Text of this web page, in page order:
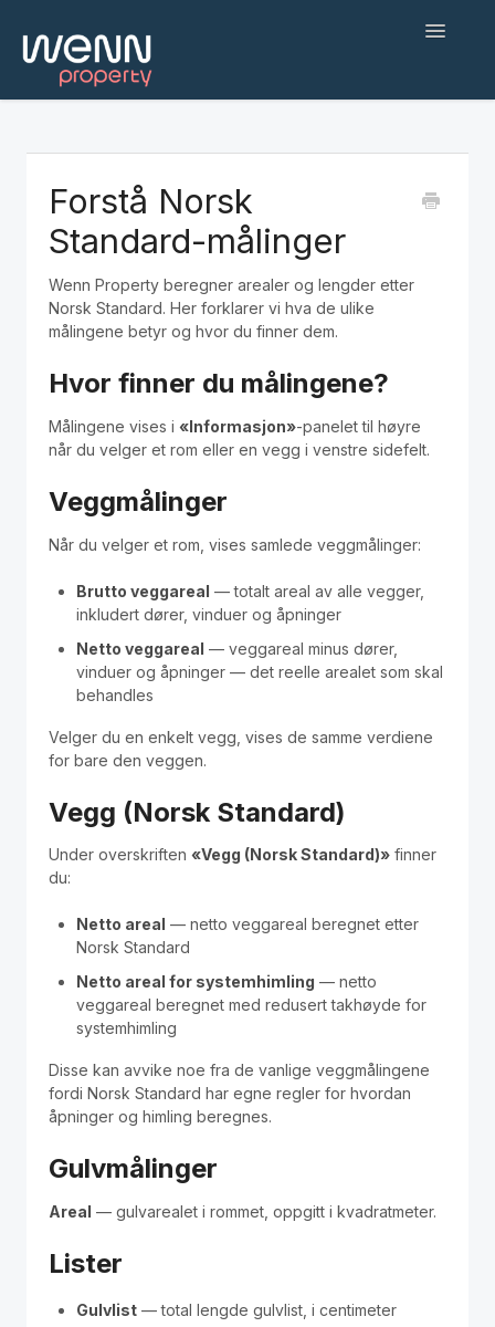
Toggle
Web applikasjon
Befaringsapp
Hjelp og feilsøking
AI-agenter og integrasjoner
English
Polski
Kontakt / Contact
Forstå Norsk
Standard-målinger
Wenn Property beregner arealer og lengder etter
Norsk Standard. Her forklarer vi hva de ulike
målingene betyr og hvor du finner dem.
Hvor finner du målingene?
Målingene vises i «Informasjon»-panelet til høyre
når du velger et rom eller en vegg i venstre sidefelt.
Veggmålinger
Når du velger et rom, vises samlede veggmålinger:
Brutto veggareal — totalt areal av alle vegger,
inkludert dører, vinduer og åpninger
Netto veggareal — veggareal minus dører,
vinduer og åpninger — det reelle arealet som skal
behandles
Velger du en enkelt vegg, vises de samme verdiene
for bare den veggen.
Vegg (Norsk Standard)
Under overskriften «Vegg (Norsk Standard)» finner
du:
Netto areal — netto veggareal beregnet etter
Norsk Standard
Netto areal for systemhimling — netto
veggareal beregnet med redusert takhøyde for
systemhimling
Disse kan avvike noe fra de vanlige veggmålingene
fordi Norsk Standard har egne regler for hvordan
åpninger og himling beregnes.
Gulvmålinger
Areal — gulvarealet i rommet, oppgitt i kvadratmeter.
Lister
Gulvlist — total lengde gulvlist, i centimeter